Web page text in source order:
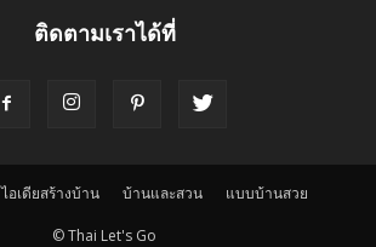
ติดตามเราได้ที่
ไอเดียสร้างบ้าน บ้านและสวน แบบบ้านสวย
© Thai Let's Go